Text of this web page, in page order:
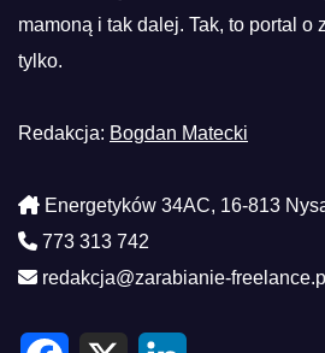
mamoną i tak dalej. Tak, to portal o
tylko.
Redakcja: Bogdan Matecki
Energetyków 34AC, 16-813
773 313 742
redakcja@zarabianie-freelance.pl
F
X